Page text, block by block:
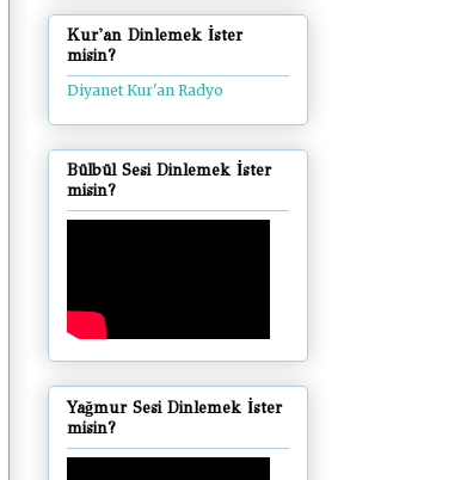
Kur'an Dinlemek İster
misin?
Diyanet Kur'an Radyo
Bülbül Sesi Dinlemek İster
misin?
Yağmur Sesi Dinlemek İster
misin?